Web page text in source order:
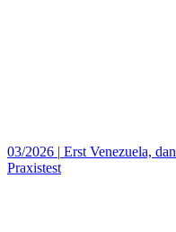
03/2026 | Erst Venezuela,
Praxistest